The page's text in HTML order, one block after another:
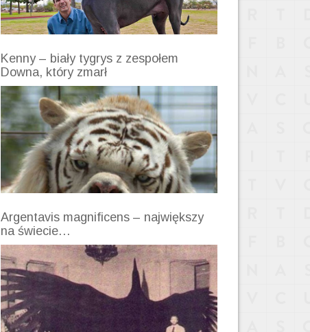
Kenny – biały tygrys z zespołem
Downa, który zmarł
Argentavis magnificens – największy
na świecie…